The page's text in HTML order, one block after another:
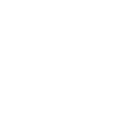
Technical